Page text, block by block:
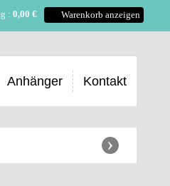
: 0,00 € Warenkorb anzeigen
Anhänger Kontakt
›